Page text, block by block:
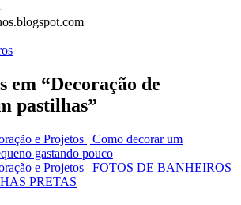
em “Decoração de
pastilhas”
e Projetos | Como decorar um
gastando pouco
e Projetos | FOTOS DE BANHEIROS
PRETAS